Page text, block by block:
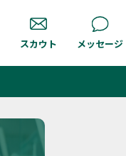
スカウト メッセージ